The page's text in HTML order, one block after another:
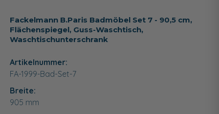
Fackelmann B.Paris Badmöbel Set 7 - 90,5 cm,
Flächenspiegel, Guss-Waschtisch,
Waschtischunterschrank
Artikelnummer:
FA-1999-Bad-Set-7
Breite:
905 mm